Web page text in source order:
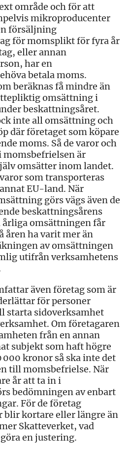
område och för att
mikroproducenter
försäljning
för momsplikt för fyra år
eller annan
har en
betala moms.
beräknas få mindre än
omsättning i
beskattningsåret.
inte all omsättning och
där företaget som köpare
moms. Så de varor och
är
omsätter inom landet.
som transporteras
EU-land. När
görs vägs även de
beskattningsårens
omsättningen får
åren ha varit mer än
av omsättningen
utifrån verksamhetens
även företag som är
för personer
starta sidoverksamhet
Om företagaren
från en annan
subjekt som haft högre
kronor så ska inte det
till momsbefrielse. När
år att ta in i
bedömningen av enbart
För de företag
blir kortare eller längre än
Skatteverket, vad
en justering.